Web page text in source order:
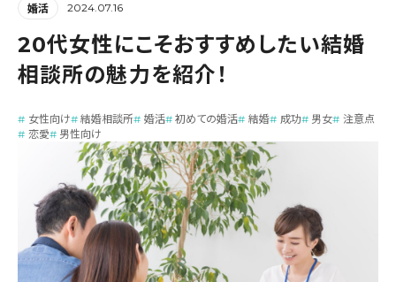
婚活 2024.07.16
20代女性にこそおすすめしたい結婚
相談所の魅力を紹介！
女性向け 結婚相談所 婚活 初めての婚活 結婚 成功 男女
注意点
恋愛
男性向け